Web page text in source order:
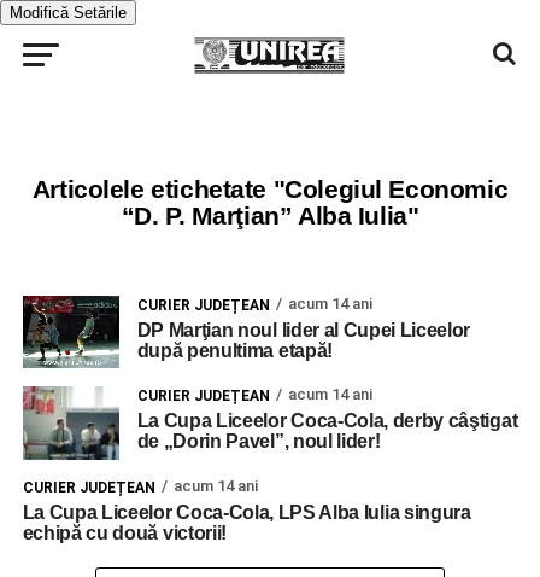
Modifică Setările
Articolele etichetate "Colegiul Economic
“D. P. Marţian” Alba Iulia"
CURIER JUDEȚEAN acum 14 ani
DP Marţian noul lider al Cupei Liceelor
după penultima etapă!
CURIER JUDEȚEAN acum 14 ani
La Cupa Liceelor Coca-Cola, derby câştigat
de „Dorin Pavel”, noul lider!
CURIER JUDEȚEAN acum 14 ani
La Cupa Liceelor Coca-Cola, LPS Alba Iulia singura
echipă cu două victorii!